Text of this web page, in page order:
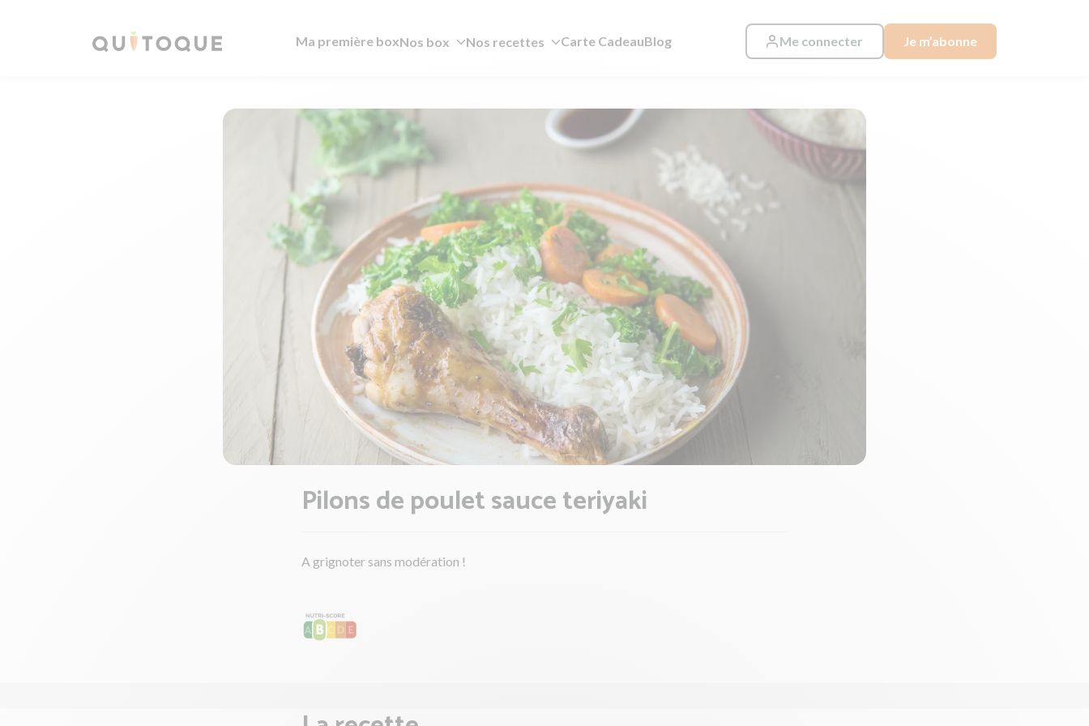
Ma première boxNos box Nos recettes Carte CadeauBlog Me connecter Je m’abonne
Pilons de poulet sauce teriyaki
A grignoter sans modération !